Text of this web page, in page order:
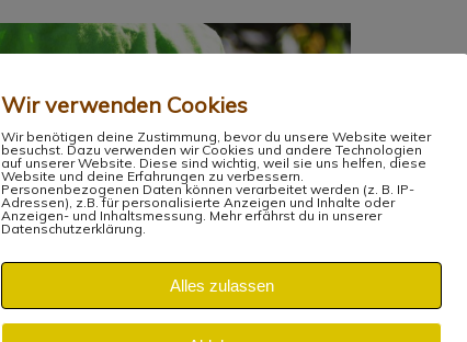
Wir verwenden Cookies
Wir benötigen deine Zustimmung, bevor du unsere Website weiter
besuchst. Dazu verwenden wir Cookies und andere Technologien
auf unserer Website. Diese sind wichtig, weil sie uns helfen, diese
Website und deine Erfahrungen zu verbessern.
Personenbezogenen Daten können verarbeitet werden (z. B. IP-
Adressen), z.B. für personalisierte Anzeigen und Inhalte oder
Anzeigen- und Inhaltsmessung. Mehr erfährst du in unserer
Datenschutzerklärung.
Alles zulassen